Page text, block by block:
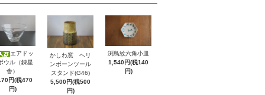
エアドッ
ウル（錬星
舎）
円(税470
円)
かしわ窯 ヘリ
ンボーンツール
スタンド(G46)
5,500円(税500
円)
渕鳥紋六角小皿
1,540円(税140
円)